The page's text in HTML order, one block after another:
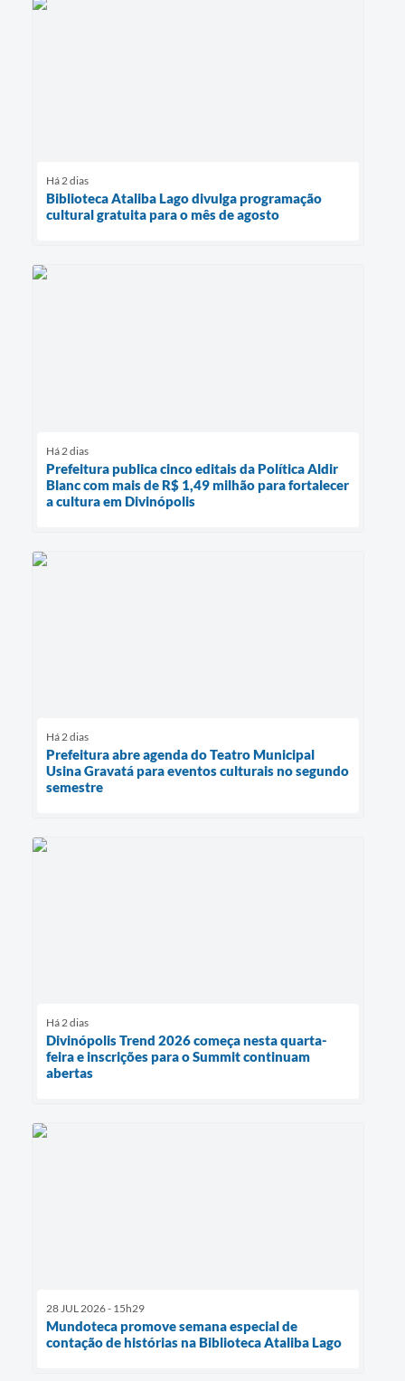
Há 2 dias
Biblioteca Ataliba Lago divulga programação
cultural gratuita para o mês de agosto
Há 2 dias
Prefeitura publica cinco editais da Política Aldir
Blanc com mais de R$ 1,49 milhão para fortalecer
a cultura em Divinópolis
Há 2 dias
Prefeitura abre agenda do Teatro Municipal
Usina Gravatá para eventos culturais no segundo
semestre
Há 2 dias
Divinópolis Trend 2026 começa nesta quarta-
feira e inscrições para o Summit continuam
abertas
28 JUL 2026 - 15h29
Mundoteca promove semana especial de
contação de histórias na Biblioteca Ataliba Lago